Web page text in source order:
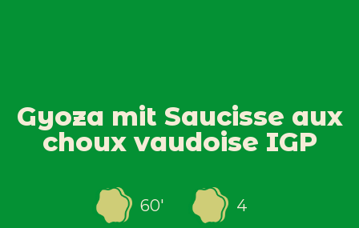
Gyoza mit Saucisse aux
choux vaudoise IGP
60' 4